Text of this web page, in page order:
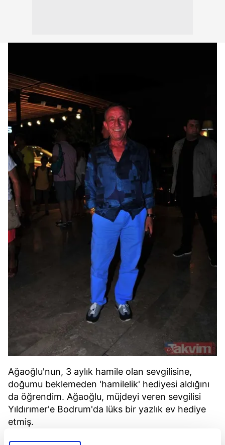
Ağaoğlu'nun, 3 aylık hamile olan sevgilisine,
doğumu beklemeden 'hamilelik' hediyesi aldığını
da öğrendim. Ağaoğlu, müjdeyi veren sevgilisi
Yıldırımer'e Bodrum'da lüks bir yazlık ev hediye
etmiş.